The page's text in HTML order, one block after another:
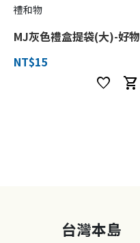
禮和物
MJ灰色禮盒提袋(大)-好物
NT$15
favorite shopping_cart
台灣本島